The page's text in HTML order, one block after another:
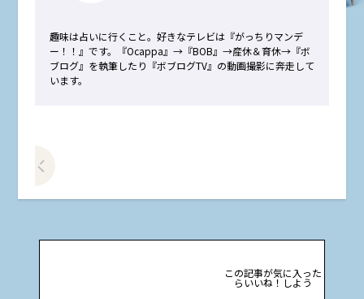
趣味は占いに行くこと。好きなテレビは『がっちりマンデ
ー！！』です。『Ocappa』→『BOB』→産休＆育休→『ボ
ブログ』を執筆したり『ボブログTV』の動画撮影に奔走して
います。
この記事が気に入った
らいいね！しよう